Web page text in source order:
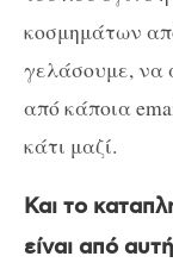
κοσμημάτων
γελάσουμε, να
από κάποια
κάτι μαζί.
Και το
είναι από